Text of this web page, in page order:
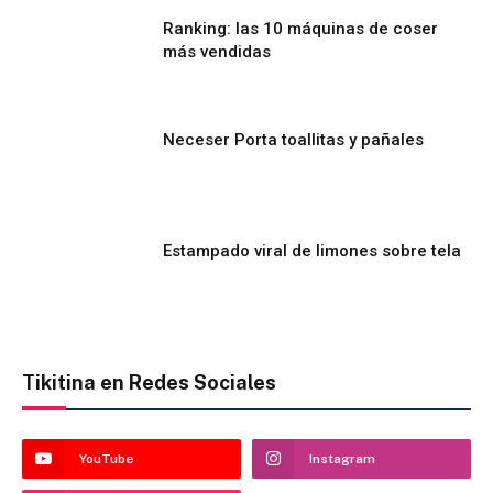
Ranking: las 10 máquinas de coser
más vendidas
Neceser Porta toallitas y pañales
Estampado viral de limones sobre tela
Tikitina en Redes Sociales
YouTube Instagram